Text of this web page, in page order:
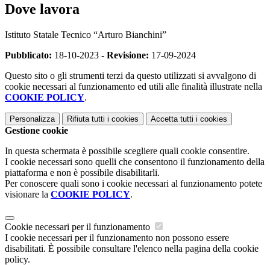
Dove lavora
Istituto Statale Tecnico “Arturo Bianchini”
Pubblicato: 18-10-2023 - Revisione: 17-09-2024
Questo sito o gli strumenti terzi da questo utilizzati si avvalgono di
cookie necessari al funzionamento ed utili alle finalità illustrate nella
COOKIE POLICY.
Personalizza Rifiuta tutti i cookies Accetta tutti i cookies
Gestione cookie
In questa schermata è possibile scegliere quali cookie consentire.
I cookie necessari sono quelli che consentono il funzionamento della
piattaforma e non è possibile disabilitarli.
Per conoscere quali sono i cookie necessari al funzionamento potete
visionare la COOKIE POLICY.
Cookie necessari per il funzionamento
I cookie necessari per il funzionamento non possono essere
disabilitati. È possibile consultare l'elenco nella pagina della cookie
policy.